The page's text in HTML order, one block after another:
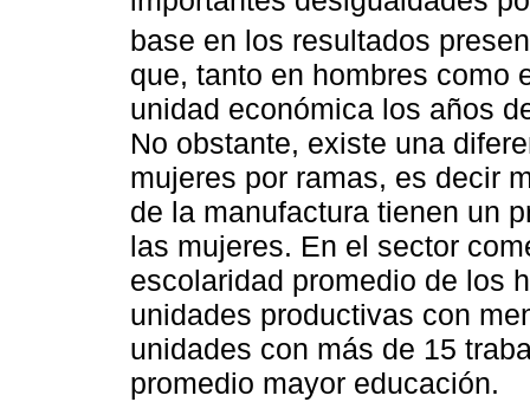
base en los resultados
que, tanto en hombres como
unidad económica los años
No obstante, existe una
mujeres por ramas, es decir
de la manufactura tienen un
las mujeres. En el sector
escolaridad promedio de los
unidades productivas con
unidades con más de 15
promedio mayor educación.